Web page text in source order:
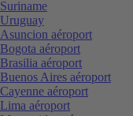
Suriname
Uruguay
Asuncion aéroport
Bogota aéroport
Brasilia aéroport
Buenos Aires aéroport
Cayenne aéroport
Lima aéroport